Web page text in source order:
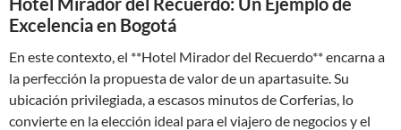
Excelencia en Bogotá
En este contexto, el **Hotel Mirador del Recuerdo** encarna a
la perfección la propuesta de valor de un apartasuite. Su
ubicación privilegiada, a escasos minutos de Corferias, lo
convierte en la elección ideal para el viajero de negocios y el